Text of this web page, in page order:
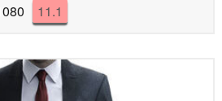
11.1